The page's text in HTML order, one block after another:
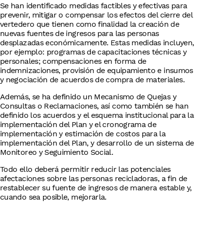
Se han identificado medidas factibles y efectivas para
prevenir, mitigar o compensar los efectos del cierre del
vertedero que tienen como finalidad la creación de
nuevas fuentes de ingresos para las personas
desplazadas económicamente. Estas medidas incluyen,
por ejemplo: programas de capacitaciones técnicas y
personales; compensaciones en forma de
indemnizaciones, provisión de equipamiento e insumos
y negociación de acuerdos de compra de materiales.
Además, se ha definido un Mecanismo de Quejas y
Consultas o Reclamaciones​, así como también se han
definido los acuerdos y el esquema institucional para la
implementación del Plan​ y el cronograma de
implementación y estimación de costos para la
implementación del Plan, y desarrollo de un sistema de
Monitoreo y Seguimiento Social.
Todo ello deberá permitir reducir las potenciales
afectaciones sobre las personas recicladoras, a fin de
restablecer su fuente de ingresos de manera estable y,
cuando sea posible, mejorarla.​